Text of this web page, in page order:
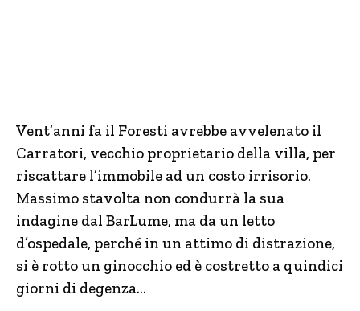
Vent’anni fa il Foresti avrebbe avvelenato il
Carratori, vecchio proprietario della villa, per
riscattare l’immobile ad un costo irrisorio.
Massimo stavolta non condurrà la sua
indagine dal BarLume, ma da un letto
d’ospedale, perché in un attimo di distrazione,
si è rotto un ginocchio ed è costretto a quindici
giorni di degenza…